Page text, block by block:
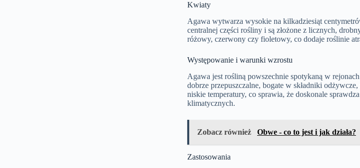
Kwiaty
Agawa wytwarza wysokie na kilkadziesiąt
centralnej części rośliny i są złożone z licznych,
różowy, czerwony czy fioletowy, co dodaje roślinie
Występowanie i warunki wzrostu
Agawa jest rośliną powszechnie spotykaną w
dobrze przepuszczalne, bogate w składniki
niskie temperatury, co sprawia, że doskonale
klimatycznych.
Zobacz również Obwe - co to jest i jak działa?
Zastosowania